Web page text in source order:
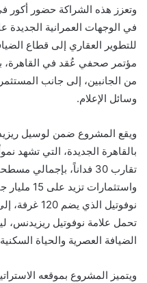
وتعزز هذه الشراكة حضور أكور
في الوجهات العمرانية الجديدة
للتطوير العقاري إلى قطاع
مؤتمر صحفي عُقد في القاهرة،
من الجانبين، إلى جانب
وسائل الإعلام.
ويقع المشروع ضمن لوسيل
بالقاهرة الجديدة، التي تشهد
تحمل علامة نوفوتيل ريزيدنس،
الضيافة العصرية والحياة
ويتميز المشروع بموقعه